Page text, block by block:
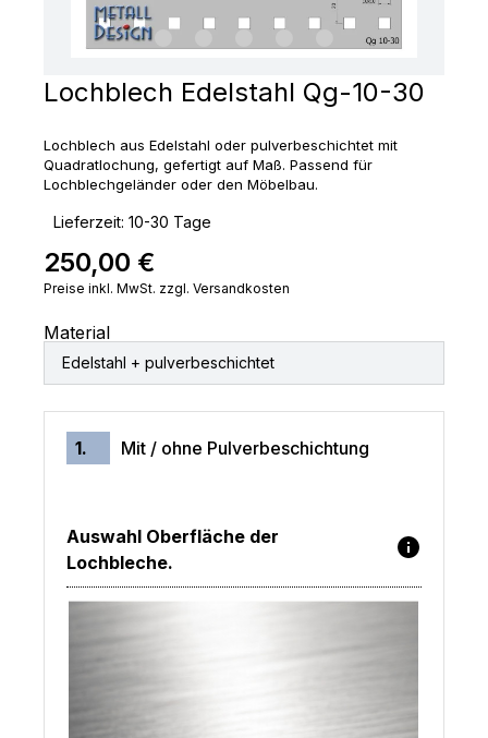
Lochblech Edelstahl Qg-10-30
Lochblech aus Edelstahl oder pulverbeschichtet mit
Quadratlochung, gefertigt auf Maß. Passend für
Lochblechgeländer oder den Möbelbau.
Lieferzeit: 10-30 Tage
Regulärer Preis:
250,00 €
Preise inkl. MwSt. zzgl. Versandkosten
Material
Edelstahl + pulverbeschichtet
1. Mit / ohne Pulverbeschichtung
Auswahl Oberfläche der
Lochbleche.